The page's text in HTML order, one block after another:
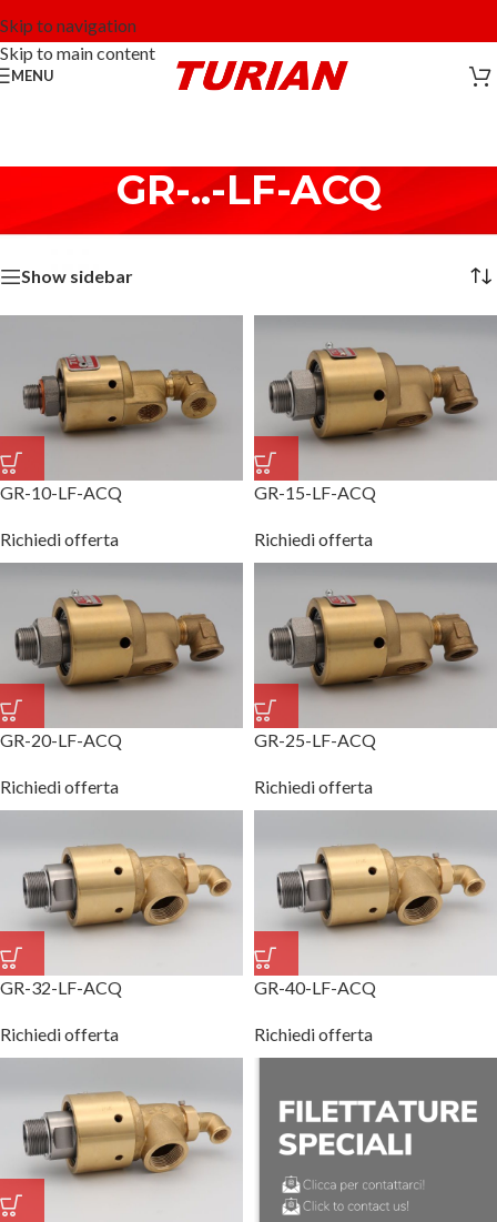
Skip to navigation
Skip to main content
MENU
GR-..-LF-ACQ
Home/Acqua - Water/GR-..-LF-ACQ Visualizzazione di 8 risultati
Show sidebar
GR-10-LF-ACQ
Richiedi offerta
GR-15-LF-ACQ
Richiedi offerta
GR-20-LF-ACQ
Richiedi offerta
GR-25-LF-ACQ
Richiedi offerta
GR-32-LF-ACQ
Richiedi offerta
GR-40-LF-ACQ
Richiedi offerta